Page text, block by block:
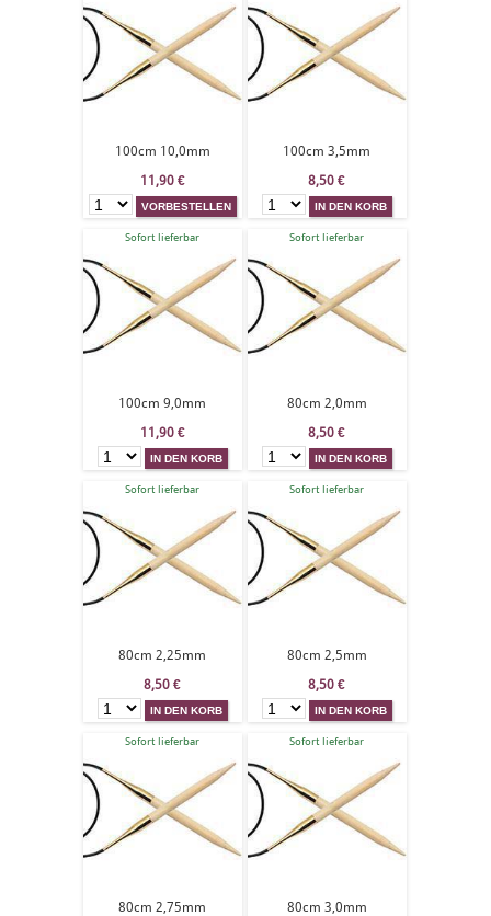
100cm 10,0mm
11,90 €
100cm 3,5mm
8,50 €
Sofort lieferbar
100cm 9,0mm
11,90 €
Sofort lieferbar
80cm 2,0mm
8,50 €
Sofort lieferbar
80cm 2,25mm
8,50 €
Sofort lieferbar
80cm 2,5mm
8,50 €
Sofort lieferbar
80cm 2,75mm
Sofort lieferbar
80cm 3,0mm